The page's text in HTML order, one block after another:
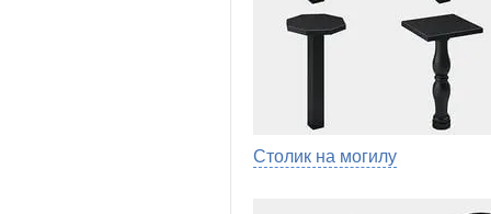
Столик на могилу